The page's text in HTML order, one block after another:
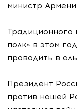
министр
Традиционного
полк» в этом
проводить в
Президент
против нашей